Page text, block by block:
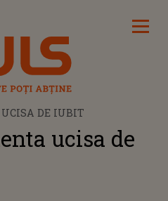
DE IUBIT
ucisa de